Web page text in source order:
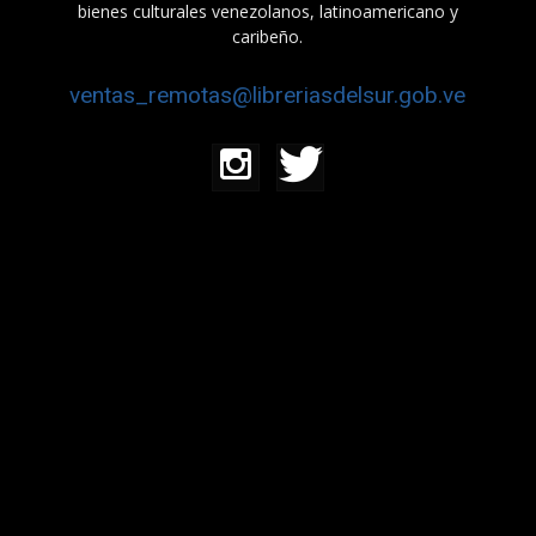
bienes culturales venezolanos, latinoamericano y
caribeño.
ventas_remotas@libreriasdelsur.gob.ve